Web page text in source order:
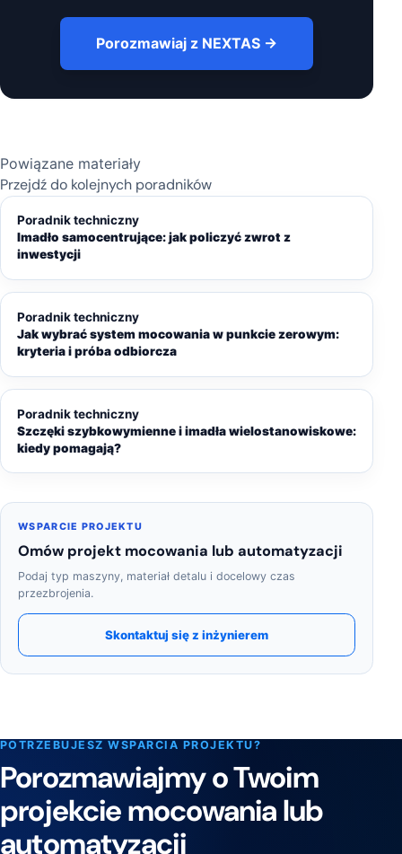
WSPARCIE PROJEKTU
Omów projekt mocowania lub automatyzacji
Podaj typ maszyny, materiał detalu i docelowy czas
przezbrojenia.
Skontaktuj się z inżynierem
Porozmawiaj z NEXTAS →
Powiązane materiały
Przejdź do kolejnych poradników
Poradnik techniczny
Imadło samocentrujące: jak policzyć zwrot z
inwestycji
Poradnik techniczny
Jak wybrać system mocowania w punkcie zerowym:
kryteria i próba odbiorcza
Poradnik techniczny
Szczęki szybkowymienne i imadła wielostanowiskowe:
kiedy pomagają?
POTRZEBUJESZ WSPARCIA PROJEKTU?
Porozmawiajmy o Twoim
projekcie mocowania lub
automatyzacji